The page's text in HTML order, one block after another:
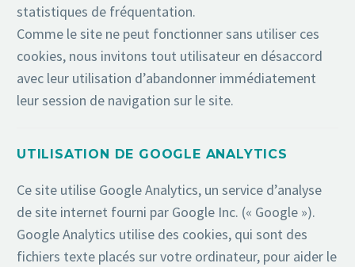
statistiques de fréquentation.
Comme le site ne peut fonctionner sans utiliser ces
cookies, nous invitons tout utilisateur en désaccord
avec leur utilisation d’abandonner immédiatement
leur session de navigation sur le site.
UTILISATION DE GOOGLE ANALYTICS
Ce site utilise Google Analytics, un service d’analyse
de site internet fourni par Google Inc. (« Google »).
Google Analytics utilise des cookies, qui sont des
fichiers texte placés sur votre ordinateur, pour aider le